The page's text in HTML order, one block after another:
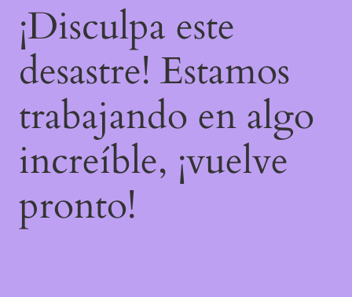
¡Disculpa este
desastre! Estamos
trabajando en algo
increíble, ¡vuelve
pronto!